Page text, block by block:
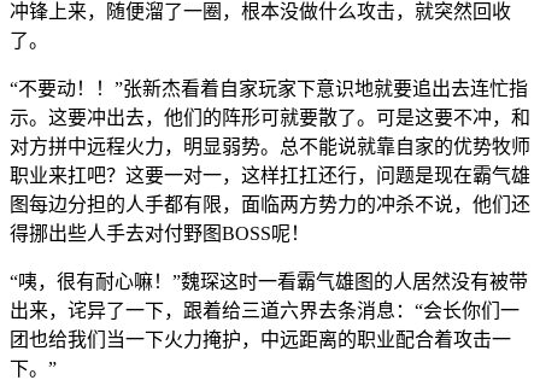
冲锋上来，随便溜了一圈，根本没做什么攻击，就突然回收
了。
“不要动！！”张新杰看着自家玩家下意识地就要追出去连忙指
示。这要冲出去，他们的阵形可就要散了。可是这要不冲，和
对方拼中远程火力，明显弱势。总不能说就靠自家的优势牧师
职业来扛吧？这要一对一，这样扛扛还行，问题是现在霸气雄
图每边分担的人手都有限，面临两方势力的冲杀不说，他们还
得挪出些人手去对付野图BOSS呢！
“咦，很有耐心嘛！”魏琛这时一看霸气雄图的人居然没有被带
出来，诧异了一下，跟着给三道六界去条消息：“会长你们一
团也给我们当一下火力掩护，中远距离的职业配合着攻击一
下。”